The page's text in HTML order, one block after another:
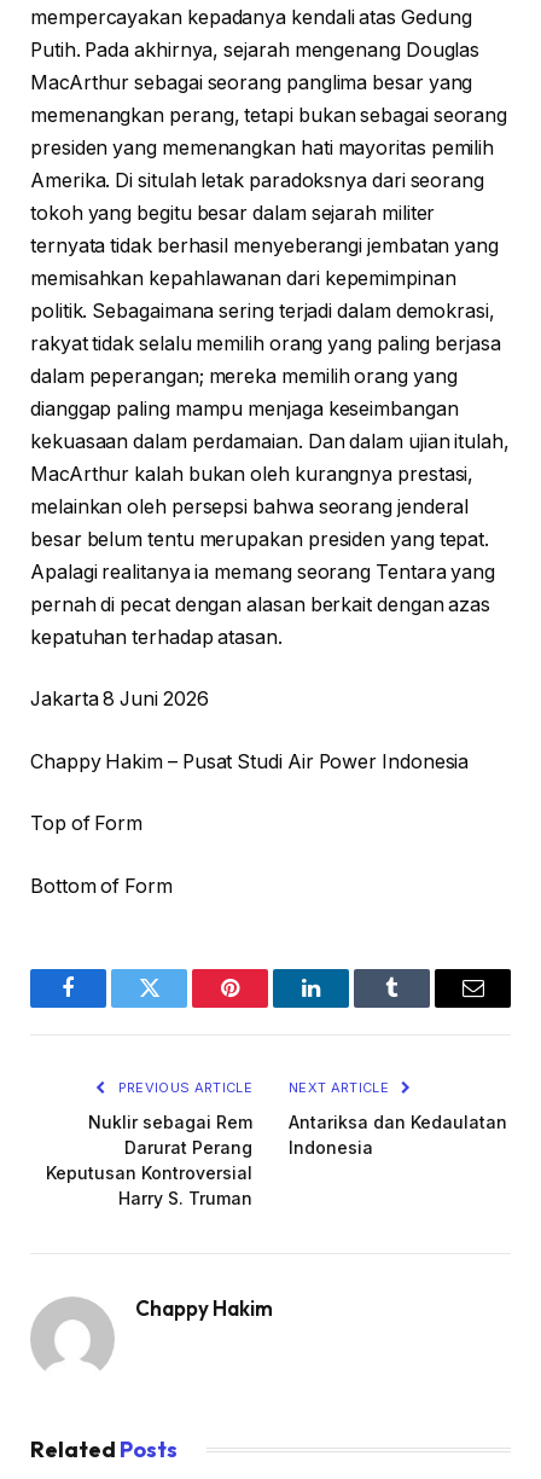
mempercayakan kepadanya kendali atas Gedung
Putih. Pada akhirnya, sejarah mengenang Douglas
MacArthur sebagai seorang panglima besar yang
memenangkan perang, tetapi bukan sebagai seorang
presiden yang memenangkan hati mayoritas pemilih
Amerika. Di situlah letak paradoksnya dari seorang
tokoh yang begitu besar dalam sejarah militer
ternyata tidak berhasil menyeberangi jembatan yang
memisahkan kepahlawanan dari kepemimpinan
politik. Sebagaimana sering terjadi dalam demokrasi,
rakyat tidak selalu memilih orang yang paling berjasa
dalam peperangan; mereka memilih orang yang
dianggap paling mampu menjaga keseimbangan
kekuasaan dalam perdamaian. Dan dalam ujian itulah,
MacArthur kalah bukan oleh kurangnya prestasi,
melainkan oleh persepsi bahwa seorang jenderal
besar belum tentu merupakan presiden yang tepat.
Apalagi realitanya ia memang seorang Tentara yang
pernah di pecat dengan alasan berkait dengan azas
kepatuhan terhadap atasan.
Jakarta 8 Juni 2026
Chappy Hakim – Pusat Studi Air Power Indonesia
Top of Form
Bottom of Form
FacebookTwitter Pinterest LinkedInTumblr Email
PREVIOUS ARTICLE
Nuklir sebagai Rem
Darurat Perang
Keputusan Kontroversial
Harry S. Truman
NEXT ARTICLE
Antariksa dan Kedaulatan
Indonesia
Chappy Hakim
Related Posts